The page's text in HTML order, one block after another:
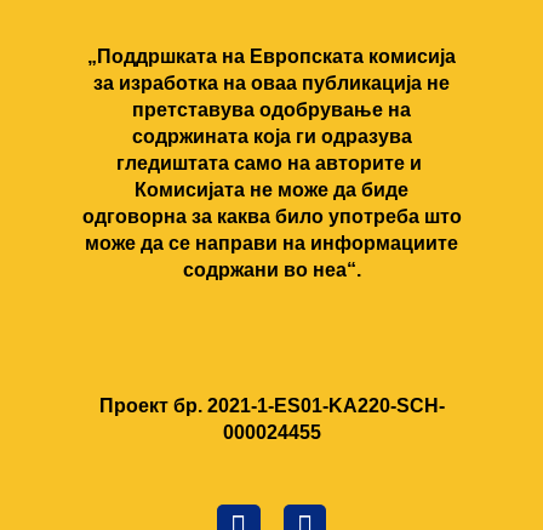
„Поддршката на Европската комисија
за изработка на оваа публикација не
претставува одобрување на
содржината која ги одразува
гледиштата само на авторите и
Комисијата не може да биде
одговорна за каква било употреба што
може да се направи на информациите
содржани во неа“.
Проект бр. 2021‐1‐ES01‐KA220‐SCH‐
000024455
F
C